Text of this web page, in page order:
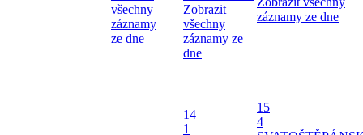
všechny
záznamy
ze dne
Zobrazit
všechny
záznamy ze
dne
záznamy ze dne
14
1
15
4